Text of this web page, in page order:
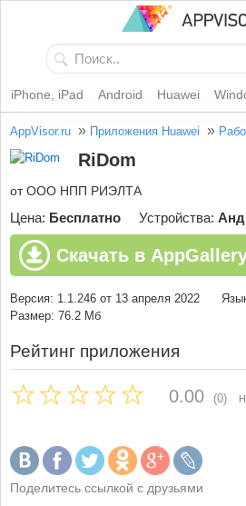
iPhone, iPad Android Huawei
AppVisor.ru » Приложения Huawei »
RiDom
от ООО НПП РИЭЛТА
Цена: Бесплатно Устройства:
Скачать в
Версия: 1.1.246 от 13 апреля 2022
Размер: 76.2 Мб
Рейтинг приложения
0.00 (0)
Поделитесь ссылкой с друзьями